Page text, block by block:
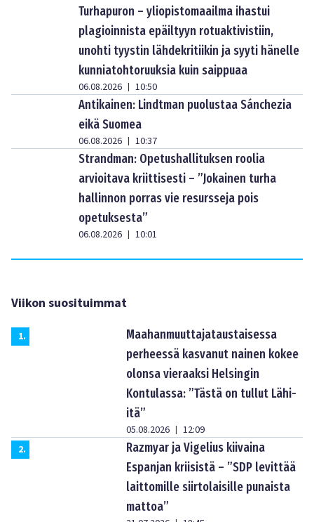
Turhapuron – yliopistomaailma ihastui
plagioinnista epäiltyyn rotuaktivistiin,
unohti tyystin lähdekritiikin ja syyti hänelle
kunniatohtoruuksia kuin saippuaa
06.08.2026 | 10:50
Antikainen: Lindtman puolustaa Sánchezia
eikä Suomea
06.08.2026 | 10:37
Strandman: Opetushallituksen roolia
arvioitava kriittisesti – ”Jokainen turha
hallinnon porras vie resursseja pois
opetuksesta”
06.08.2026 | 10:01
Viikon suosituimmat
1.
Maahanmuuttajataustaisessa
perheessä kasvanut nainen kokee
olonsa vieraaksi Helsingin
Kontulassa: ”Tästä on tullut Lähi-
itä”
05.08.2026 | 12:09
2.
Razmyar ja Vigelius kiivaina
Espanjan kriisistä – ”SDP levittää
laittomille siirtolaisille punaista
mattoa”